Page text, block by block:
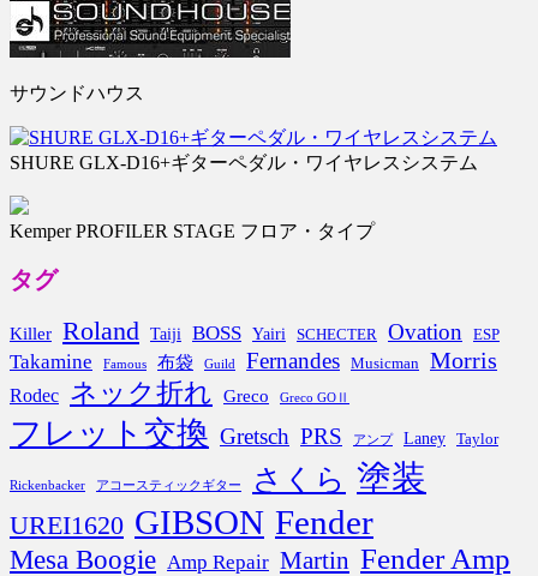
サウンドハウス
SHURE GLX-D16+ギターペダル・ワイヤレスシステム
Kemper PROFILER STAGE フロア・タイプ
タグ
Killer Roland Taiji BOSS Yairi SCHECTER Ovation ESP
Takamine Famous 布袋 Guild Fernandes Musicman Morris
Rodec ネック折れ Greco Greco GOⅡ
フレット交換 Gretsch PRS アンプ Laney Taylor
Rickenbacker アコースティックギター さくら 塗装
UREI1620 GIBSON Fender
Mesa Boogie Amp Repair Martin Fender Amp